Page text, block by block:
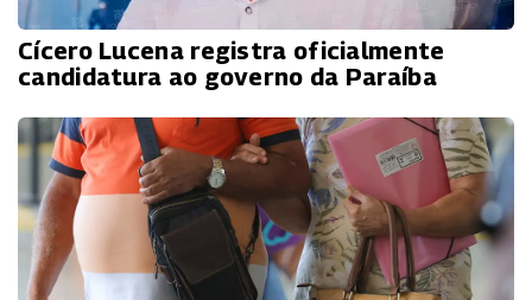
Cícero Lucena registra oficialmente
candidatura ao governo da Paraíba